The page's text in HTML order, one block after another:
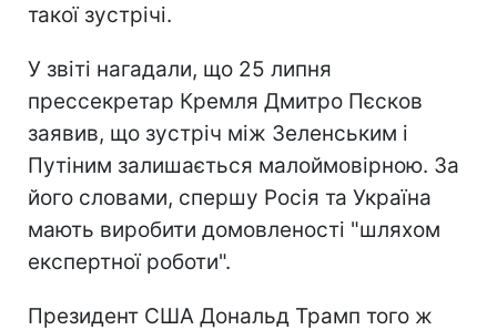
такої зустрічі.
У звіті нагадали, що 25 липня
прессекретар Кремля Дмитро Пєсков
заявив, що зустріч між Зеленським і
Путіним залишається малоймовірною. За
його словами, спершу Росія та Україна
мають виробити домовленості "шляхом
експертної роботи".
Президент США Дональд Трамп того ж